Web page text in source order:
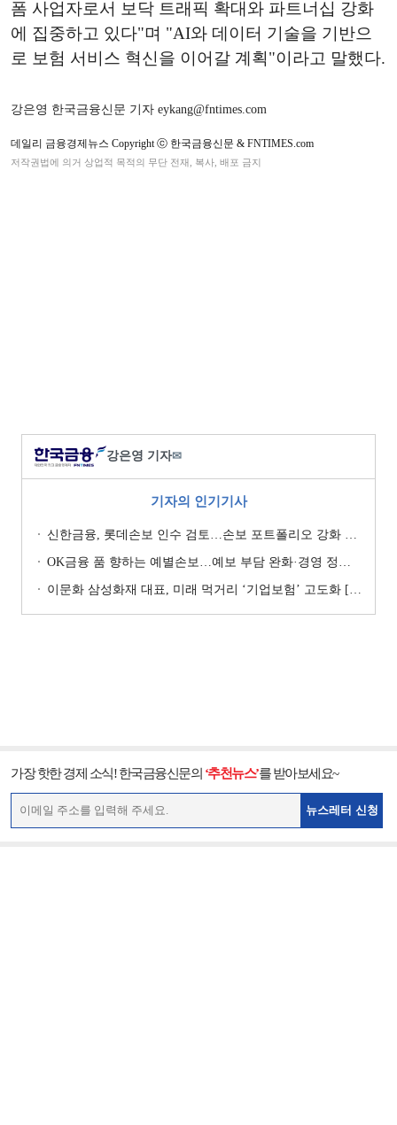
폼 사업자로서 보닥 트래픽 확대와 파트너십 강화
에 집중하고 있다"며 "AI와 데이터 기술을 기반으
로 보험 서비스 혁신을 이어갈 계획"이라고 말했다.
강은영 한국금융신문 기자 eykang@fntimes.com
데일리 금융경제뉴스 Copyright ⓒ 한국금융신문 & FNTIMES.com
저작권법에 의거 상업적 목적의 무단 전재, 복사, 배포 금지
강은영 기자✉
기자의 인기기사
신한금융, 롯데손보 인수 검토…손보 포트폴리오 강화 승부수 [보험사 M&A 지형도]
OK금융 품 향하는 예별손보…예보 부담 완화·경영 정상화 기대 [예별손보 새 주인 찾기 ④]
이문화 삼성화재 대표, 미래 먹거리 ‘기업보험’ 고도화 [손보사 일반보험 전략 (1)]
가장 핫한 경제 소식! 한국금융신문의 ‘추천뉴스’를 받아보세요~
뉴스레터 신청